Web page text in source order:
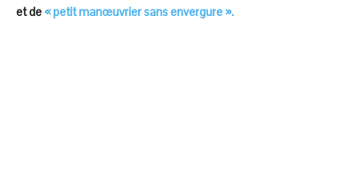
et de « petit manœuvrier sans envergure ».